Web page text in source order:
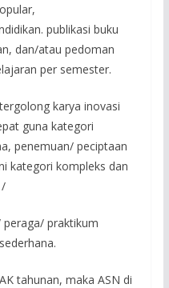
publikasi buku
dan/atau pedoman
per semester.
karya inovasi
guna kategori
penemuan/ peciptaan
kategori kompleks dan
praktikum
tahunan, maka ASN di